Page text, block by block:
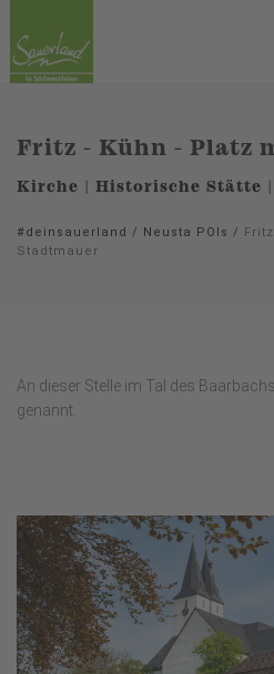
Fritz - Kühn - Platz
Kirche | Historische Stätte
#deinsauerland / Neusta POIs /
Stadtmauer
An dieser Stelle im Tal des
genannt.